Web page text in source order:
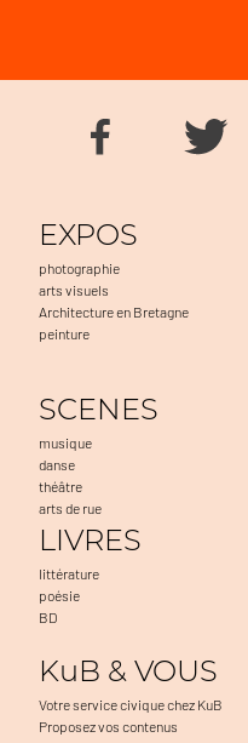
EXPOS
photographie
arts visuels
Architecture en Bretagne
peinture
SCENES
musique
danse
théâtre
arts de rue
LIVRES
littérature
poésie
BD
KuB & VOUS
Votre service civique chez KuB
Proposez vos contenus